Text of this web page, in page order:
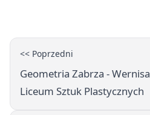
<< Poprzedni
Geometria Zabrza -
Liceum Sztuk Plastycznych